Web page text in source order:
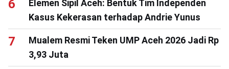
Elemen Sipil Aceh: Bentuk Tim Independen
Kasus Kekerasan terhadap Andrie Yunus
Mualem Resmi Teken UMP Aceh 2026 Jadi Rp
3,93 Juta